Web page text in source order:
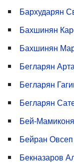
Бархударян
Бахшинян
Бахшинян
Бегларян
Бегларян
Бегларян
Бей-
Бейран
Бекназаров